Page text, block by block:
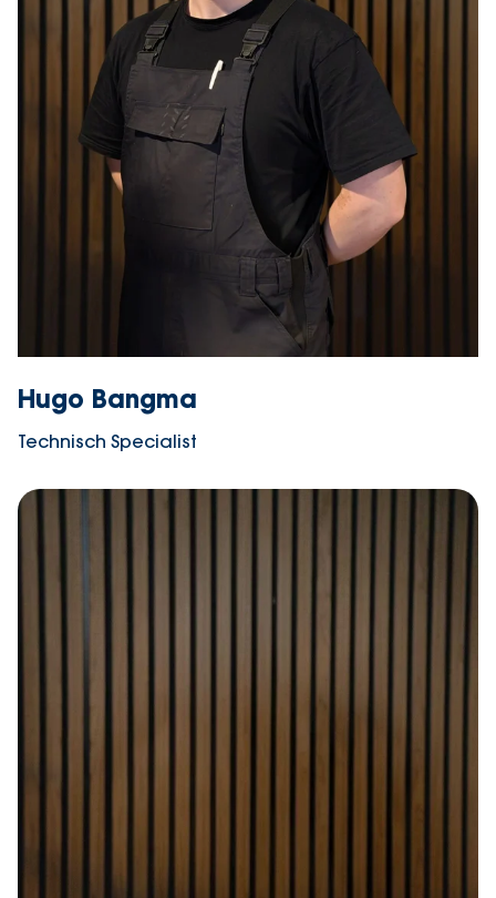
Hugo Bangma
Technisch Specialist